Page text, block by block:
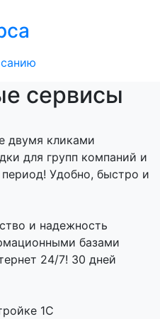
сервисы
двумя кликами
для групп компаний и
Удобно, быстро и
и надежность
базами
24/7! 30 дней
1С